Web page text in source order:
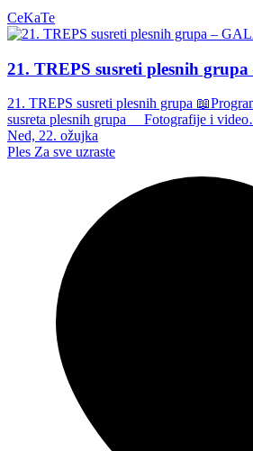
CeKaTe
21. TREPS susreti plesnih
21. TREPS susreti plesnih grupa
susreta plesnih grupa Fotografije i
Ned, 22. ožujka
Ples Za sve uzraste